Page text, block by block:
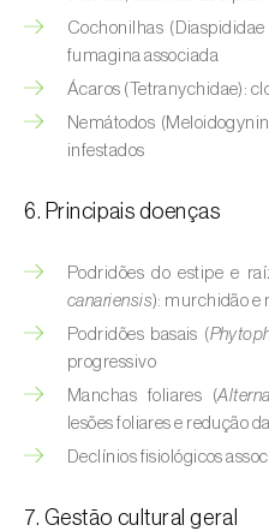
Beterraba (Beta spp.)
Bétula ( Betula spp.)
Buxo (Buxus
Cajueiro (Anacardium
Cana-de-açúcar (
Cânhamo / Canábis (
Carambola (Averrhoa
Carpino-europeu (
Cochonilhas
fumagina associada
Ácaros (Tetranychidae):
Nemátodos
infestados
6. Principais doenças
Podridões do estipe e
canariensis): murchidão e
Podridões basais (
progressivo
Manchas foliares (
lesões foliares e redução
Declínios fisiológicos
7. Gestão cultural geral